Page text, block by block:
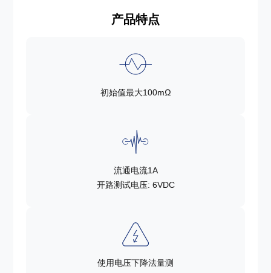
产品特点
初始值最大100mΩ
流通电流1A
开路测试电压: 6VDC
使用电压下降法量测